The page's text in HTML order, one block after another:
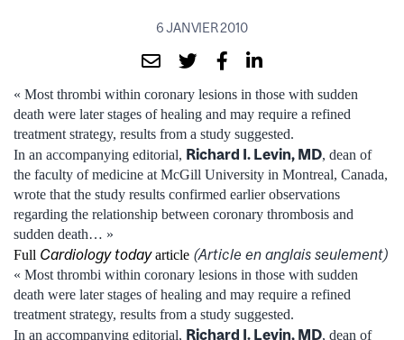
6 JANVIER 2010
« Most thrombi within coronary lesions in those with sudden
death were later stages of healing and may require a refined
treatment strategy, results from a study suggested.
In an accompanying editorial, Richard I. Levin, MD, dean of
the faculty of medicine at McGill University in Montreal, Canada,
wrote that the study results confirmed earlier observations
regarding the relationship between coronary thrombosis and
sudden death… »
Full Cardiology todayarticle (Article en anglais seulement)
« Most thrombi within coronary lesions in those with sudden
death were later stages of healing and may require a refined
treatment strategy, results from a study suggested.
In an accompanying editorial, Richard I. Levin, MD, dean of